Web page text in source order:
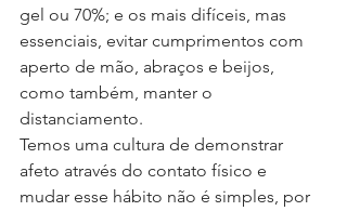
gel ou 70%; e os mais difíceis, mas
essenciais, evitar cumprimentos com
aperto de mão, abraços e beijos,
como também, manter o
distanciamento.
Temos uma cultura de demonstrar
afeto através do contato físico e
mudar esse hábito não é simples, por